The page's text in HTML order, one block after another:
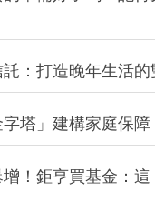
：打造晚年生活的
塔」建構家庭保障
！鉅亨買基金：